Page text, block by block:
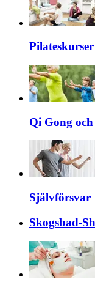
Pilateskurser
Qi Gong
Självförsvar
Skogsbad-